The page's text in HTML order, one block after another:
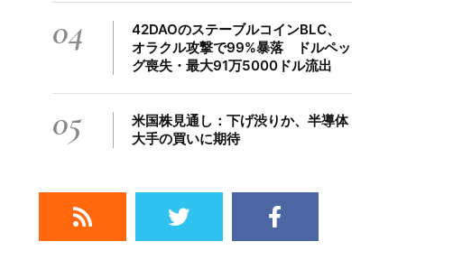
04
42DAOのステーブルコインBLC、
オラクル攻撃で99%暴落 ドルペッ
グ喪失・最大91万5000ドル流出
05
米国株見通し：下げ渋りか、半導体
大手の買いに期待